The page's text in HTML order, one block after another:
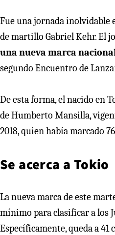
Fue una jornada inolvidable
de martillo Gabriel Kehr. El
una nueva marca
segundo Encuentro de
De esta forma, el nacido en
de Humberto Mansilla,
2018, quien había marcado
Se acerca a Tokio
La nueva marca de este
mínimo para clasificar a los
Específicamente, queda a